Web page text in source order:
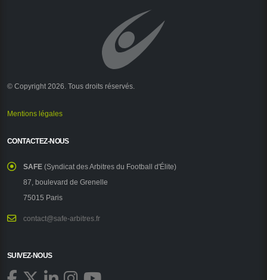
© Copyright 2026. Tous droits réservés.
Mentions légales
CONTACTEZ-NOUS
SAFE (Syndicat des Arbitres du Football d'Élite)
87, boulevard de Grenelle
75015 Paris
contact@safe-arbitres.fr
SUIVEZ-NOUS